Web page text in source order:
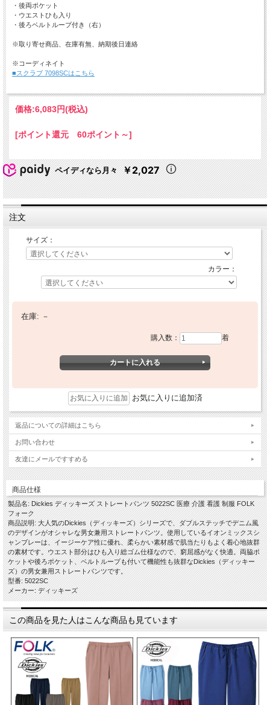
・後両ポケット
・ウエストひも入り
・後ろベルトループ付き（右）
※取り寄せ商品、在庫有無、納期後日連絡
※コーディネイト
■スクラブ 7098SCはこちら
価格:6,083円(税込)
[ポイント還元 60ポイント～]
ペイディなら月々 ￥2,027
注文
サイズ：
カラー：
在庫: －
購入数： 着
お気に入りに追加済
返品についての詳細はこちら
お問い合わせ
友達にメールですすめる
商品仕様
製品名: Dickies ディッキーズ ストレートパンツ 5022SC 医療 介護 看護 制服 FOLK
フォーク
商品説明: 大人気のDickies（ディッキーズ）シリーズで、ダブルステッチでデニム風
のデザインがオシャレな男女兼用ストレートパンツ。使用しているイオンミックスシ
ャンブレーは、イージーケア性に優れ、柔らかい素材感で肌当たりもよく着心地抜群
の素材です。ウエスト部分はひも入り総ゴム仕様なので、窮屈感がなく快適。両脇ポ
ケットや後ろポケット、ベルトループも付いて機能性も抜群なDickies（ディッキー
ズ）の男女兼用ストレートパンツです。
型番: 5022SC
メーカー: ディッキーズ
この商品を見た人はこんな商品も見ています